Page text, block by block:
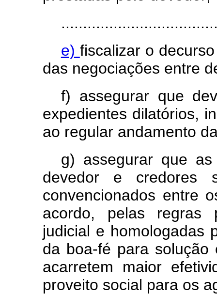
e) fiscalizar o
das negociações entre
f) assegurar que
expedientes dilatórios,
ao regular andamento
g) assegurar que as
devedor e credores
convencionados entre
acordo, pelas regras
judicial e homologadas
da boa-fé para solução
acarretem maior
proveito social para os